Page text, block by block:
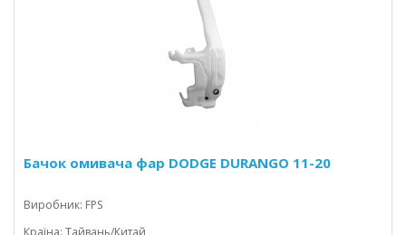
Бачок омивача фар DODGE DURANGO 11-20
Виробник: FPS
Країна: Тайвань/Китай